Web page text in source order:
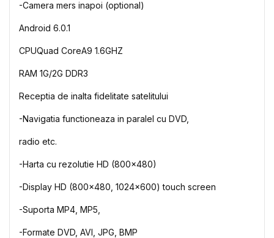
-Camera mers inapoi (optional)
Android 6.0.1
CPUQuad CoreA9 1.6GHZ
RAM 1G/2G DDR3
Receptia de inalta fidelitate satelitului
-Navigatia functioneaza in paralel cu DVD,
radio etc.
-Harta cu rezolutie HD (800x480)
-Display HD (800x480, 1024x600) touch screen
-Suporta MP4, MP5,
-Formate DVD, AVI , JPG, BMP